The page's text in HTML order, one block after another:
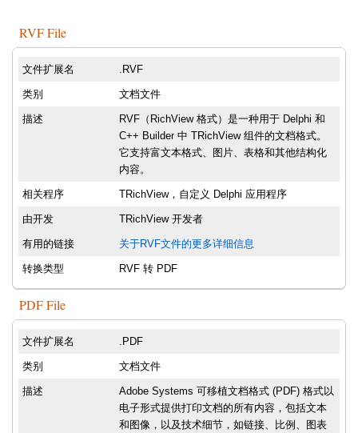
RVF File
文件扩展名 .RVF
类别 文档文件
描述
RVF（RichView 格式）是一种用于 Delphi 和
C++ Builder 中 TRichView 组件的文档格式。
它支持富文本格式、图片、表格和其他结构化
内容。
相关程序 TRichView，自定义 Delphi 应用程序
由开发 TRichView 开发者
有用的链接 关于RVF文件的更多详细信息
转换类型 RVF 转 PDF
PDF File
文件扩展名 .PDF
类别 文档文件
描述
Adobe Systems 可移植文档格式 (PDF) 格式以
电子形式提供打印文档的所有内容，包括文本
和图像，以及技术细节，如链接、比例、图表